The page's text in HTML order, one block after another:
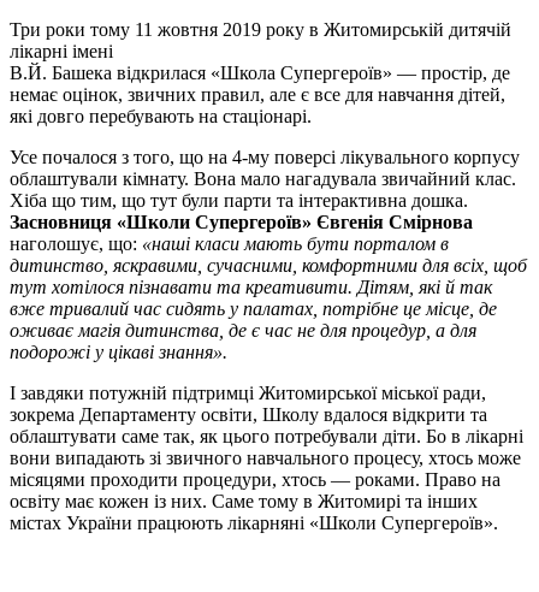
Три роки тому 11 жовтня 2019 року в Житомирській дитячій
лікарні імені
В.Й. Башека відкрилася «Школа Супергероїв» — простір, де
немає оцінок, звичних правил, але є все для навчання дітей,
які довго перебувають на стаціонарі.
Усе почалося з того, що на 4-му поверсі лікувального корпусу
облаштували кімнату. Вона мало нагадувала звичайний клас.
Хіба що тим, що тут були парти та інтерактивна дошка.
Засновниця «Школи Супергероїв» Євгенія Смірнова
наголошує, що: «наші класи мають бути порталом в
дитинство, яскравими, сучасними, комфортними для всіх, щоб
тут хотілося пізнавати та креативити. Дітям, які й так
вже тривалий час сидять у палатах, потрібне це місце, де
оживає магія дитинства, де є час не для процедур, а для
подорожі у цікаві знання».
І завдяки потужній підтримці Житомирської міської ради,
зокрема Департаменту освіти, Школу вдалося відкрити та
облаштувати саме так, як цього потребували діти. Бо в лікарні
вони випадають зі звичного навчального процесу, хтось може
місяцями проходити процедури, хтось — роками. Право на
освіту має кожен із них. Саме тому в Житомирі та інших
містах України працюють лікарняні «Школи Супергероїв».